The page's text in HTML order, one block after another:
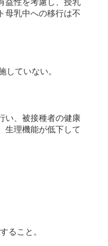
母乳中への移行は不
していない。
い、被接種者の健康
生理機能が低下して
ること。